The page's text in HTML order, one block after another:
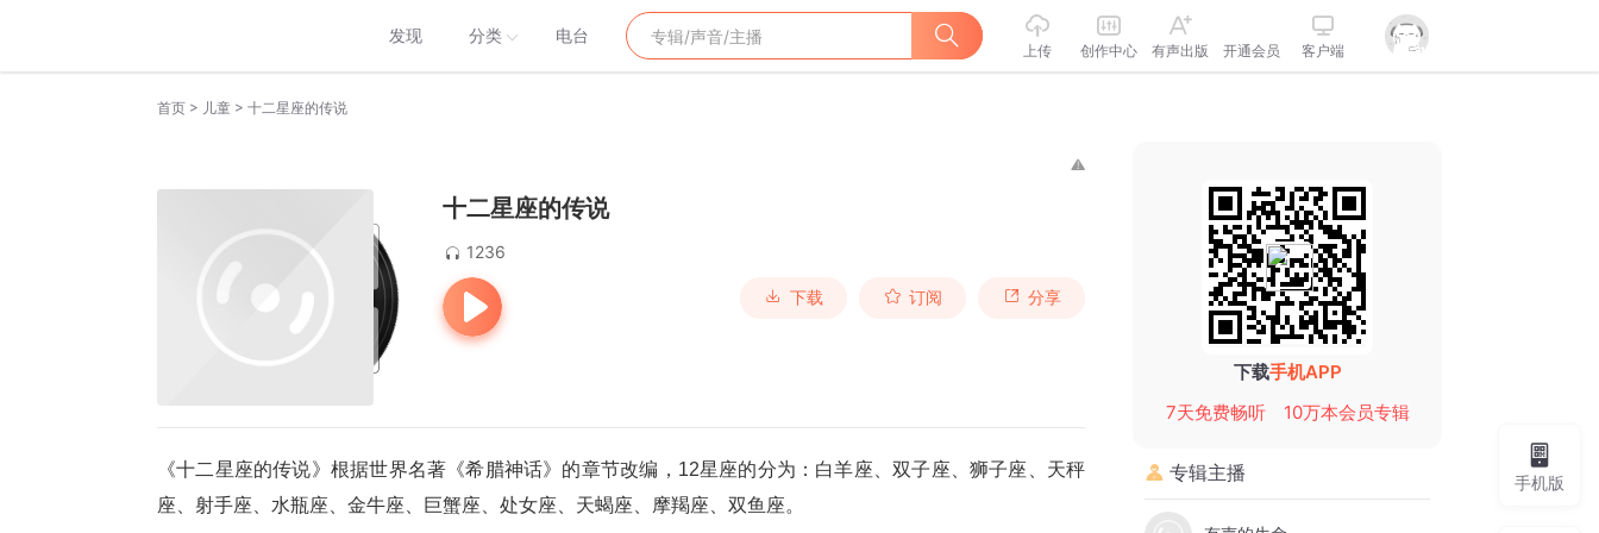
发现 分类 电台
上传 创作中心 有声出版 开通会员 客户端
首页 > 儿童 > 十二星座的传说
十二星座的传说
1236
下载 订阅 分享
《十二星座的传说》根据世界名著《希腊神话》的章节改编，12星座的分为：白羊座、双子座、狮子座、天秤
座、射手座、水瓶座、金牛座、巨蟹座、处女座、天蝎座、摩羯座、双鱼座。
下载手机APP
7天免费畅听
10万本会员专辑
专辑主播 手机版